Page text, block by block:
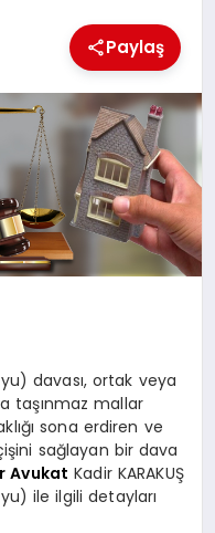
Paylaş
davası, ortak veya
taşınmaz mallar
sona erdiren ve
sağlayan bir dava
Avukat Kadir KARAKUŞ
ile ilgili detayları